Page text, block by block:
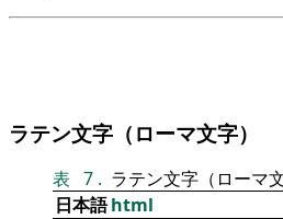
ラテン文字（ローマ文字）
表 7 . ラテン文字（ローマ文
日本語html